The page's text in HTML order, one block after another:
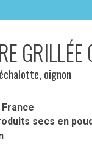
GRILLÉE
oignon
secs en